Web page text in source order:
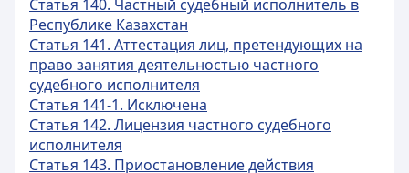
Статья 140. Частный судебный исполнитель в
Республике Казахстан
Статья 141. Аттестация лиц, претендующих на
право занятия деятельностью частного
судебного исполнителя
Статья 141-1. Исключена
Статья 142. Лицензия частного судебного
исполнителя
Статья 143. Приостановление действия